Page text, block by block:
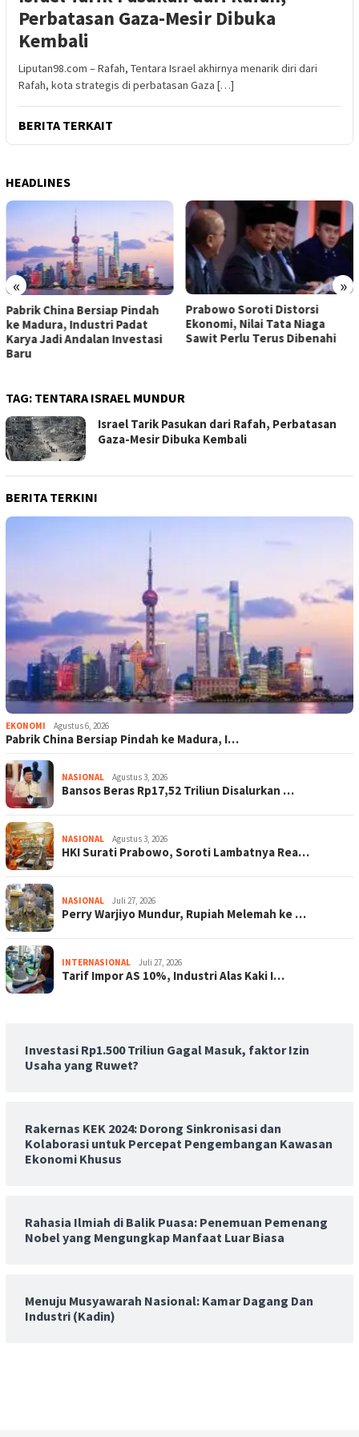
Perbatasan Gaza-Mesir Dibuka
Kembali
Liputan98.com – Rafah, Tentara Israel akhirnya menarik diri dari
Rafah, kota strategis di perbatasan Gaza […]
BERITA TERKAIT
HEADLINES
« »
Pabrik China Bersiap Pindah
ke Madura, Industri Padat
Karya Jadi Andalan Investasi
Baru
Prabowo Soroti Distorsi
Ekonomi, Nilai Tata Niaga
Sawit Perlu Terus Dibenahi
TAG: TENTARA ISRAEL MUNDUR
Israel Tarik Pasukan dari Rafah, Perbatasan
Gaza-Mesir Dibuka Kembali
BERITA TERKINI
EKONOMI Agustus 6, 2026
Pabrik China Bersiap Pindah ke Madura, I…
NASIONAL Agustus 3, 2026
Bansos Beras Rp17,52 Triliun Disalurkan …
NASIONAL Agustus 3, 2026
HKI Surati Prabowo, Soroti Lambatnya Rea…
NASIONAL Juli 27, 2026
Perry Warjiyo Mundur, Rupiah Melemah ke …
INTERNASIONAL Juli 27, 2026
Tarif Impor AS 10%, Industri Alas Kaki I…
Investasi Rp1.500 Triliun Gagal Masuk, faktor Izin
Usaha yang Ruwet?
Rakernas KEK 2024: Dorong Sinkronisasi dan
Kolaborasi untuk Percepat Pengembangan Kawasan
Ekonomi Khusus
Rahasia Ilmiah di Balik Puasa: Penemuan Pemenang
Nobel yang Mengungkap Manfaat Luar Biasa
Menuju Musyawarah Nasional: Kamar Dagang Dan
Industri (Kadin)